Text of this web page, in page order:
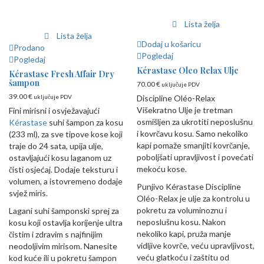
Lista želja
Prodano
Pogledaj
Kérastase Fresh Affair Dry
šampon
39.00€ uključuje PDV
Fini mirisni i osvježavajući
Kérastase suhi šampon za kosu
(233 ml), za sve tipove kose koji
traje do 24 sata, upija ulje,
ostavljajući kosu laganom uz
čisti osjećaj. Dodaje teksturu i
volumen, a istovremeno dodaje
svjež miris.
Lagani suhi šamponski sprej za
kosu koji ostavlja korijenje ultra
čistim i zdravim s najfinijim
neodoljivim mirisom. Nanesite
kod kuće ili u pokretu šampon
Lista želja
Dodaj u košaricu
Pogledaj
Kérastase Oleo Relax Ulje
70.00€ uključuje PDV
Discipline Oléo-Relax
Višekratno Ulje je tretman
osmišljen za ukrotiti neposlušnu
i kovrčavu kosu. Samo nekoliko
kapi pomaže smanjiti kovrčanje,
poboljšati upravljivost i povećati
mekoću kose.
Punjivo Kérastase Discipline
Oléo-Relax je ulje za kontrolu u
pokretu za voluminoznu i
neposlušnu kosu. Nakon
nekoliko kapi, pruža manje
vidljive kovrče, veću upravljivost,
veću glatkoću i zaštitu od